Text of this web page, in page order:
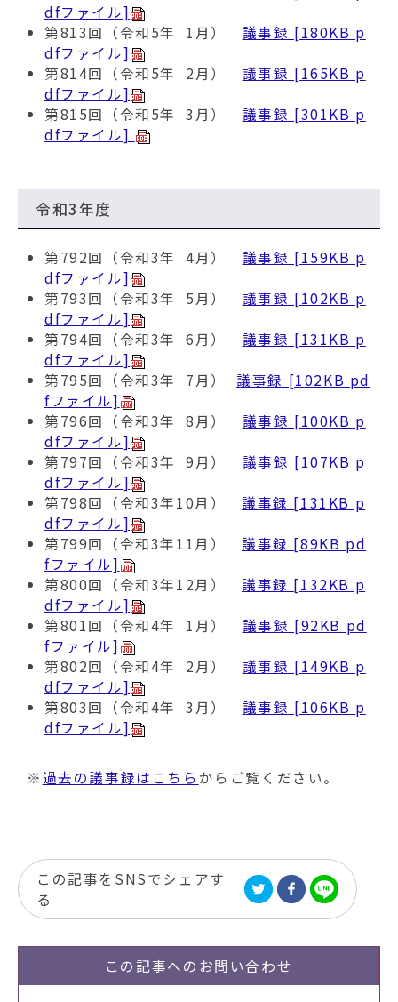
dfファイル]
第813回（令和5年 1月） 議事録 [180KB p
dfファイル]
第814回（令和5年 2月） 議事録 [165KB p
dfファイル]
第815回（令和5年 3月） 議事録 [301KB p
dfファイル]
令和3年度
第792回（令和3年 4月） 議事録 [159KB p
dfファイル]
第793回（令和3年 5月） 議事録 [102KB p
dfファイル]
第794回（令和3年 6月） 議事録 [131KB p
dfファイル]
第795回（令和3年 7月） 議事録 [102KB pd
fファイル]
第796回（令和3年 8月） 議事録 [100KB p
dfファイル]
第797回（令和3年 9月） 議事録 [107KB p
dfファイル]
第798回（令和3年10月） 議事録 [131KB p
dfファイル]
第799回（令和3年11月） 議事録 [89KB pd
fファイル]
第800回（令和3年12月） 議事録 [132KB p
dfファイル]
第801回（令和4年 1月） 議事録 [92KB pd
fファイル]
第802回（令和4年 2月） 議事録 [149KB p
dfファイル]
第803回（令和4年 3月） 議事録 [106KB p
dfファイル]
※過去の議事録はこちら からご覧ください。
この記事をSNSでシェアす
る
この記事への お問い合わせ